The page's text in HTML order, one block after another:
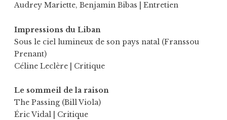
Audrey Mariette, Benjamin Bibas | Entretien
Impressions du Liban
Sous le ciel lumineux de son pays natal (Franssou
Prenant)
Céline Leclère | Critique
Le sommeil de la raison
The Passing (Bill Viola)
Éric Vidal | Critique